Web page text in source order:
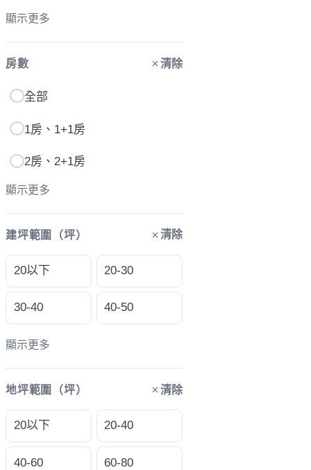
顯示更多
房數 清除
全部
1房、1+1房
2房、2+1房
顯示更多
建坪範圍（坪） 清除
20以下 20-30
30-40 40-50
顯示更多
地坪範圍（坪） 清除
20以下 20-40
40-60 60-80